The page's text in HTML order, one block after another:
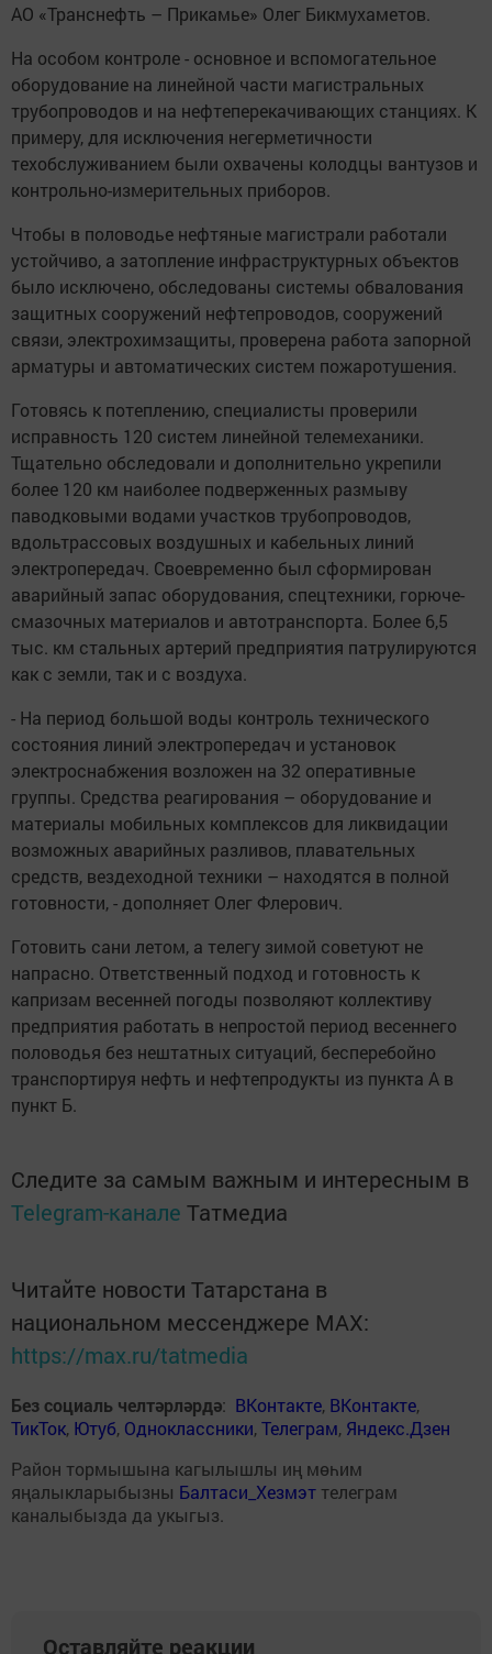
АО «Транснефть – Прикамье» Олег Бикмухаметов.
На особом контроле - основное и вспомогательное
оборудование на линейной части магистральных
трубопроводов и на нефтеперекачивающих станциях. К
примеру, для исключения негерметичности
техобслуживанием были охвачены колодцы вантузов и
контрольно-измерительных приборов.
Чтобы в половодье нефтяные магистрали работали
устойчиво, а затопление инфраструктурных объектов
было исключено, обследованы системы обвалования
защитных сооружений нефтепроводов, сооружений
связи, электрохимзащиты, проверена работа запорной
арматуры и автоматических систем пожаротушения.
Готовясь к потеплению, специалисты проверили
исправность 120 систем линейной телемеханики.
Тщательно обследовали и дополнительно укрепили
более 120 км наиболее подверженных размыву
паводковыми водами участков трубопроводов,
вдольтрассовых воздушных и кабельных линий
электропередач. Своевременно был сформирован
аварийный запас оборудования, спецтехники, горюче-
смазочных материалов и автотранспорта. Более 6,5
тыс. км стальных артерий предприятия патрулируются
как с земли, так и с воздуха.
- На период большой воды контроль технического
состояния линий электропередач и установок
электроснабжения возложен на 32 оперативные
группы. Средства реагирования – оборудование и
материалы мобильных комплексов для ликвидации
возможных аварийных разливов, плавательных
средств, вездеходной техники – находятся в полной
готовности, - дополняет Олег Флерович.
Готовить сани летом, а телегу зимой советуют не
напрасно. Ответственный подход и готовность к
капризам весенней погоды позволяют коллективу
предприятия работать в непростой период весеннего
половодья без нештатных ситуаций, бесперебойно
транспортируя нефть и нефтепродукты из пункта А в
пункт Б.
Следите за самым важным и интересным в
Telegram-канале Татмедиа
Читайте новости Татарстана в
национальном мессенджере MАХ:
https://max.ru/tatmedia
Без социаль челтәрләрдә: ВКонтакте, ВКонтакте,
ТикТок, Ютуб, Одноклассники,Телеграм, Яндекс.Дзен
Район тормышына кагылышлы иң мөһим
яңалыкларыбызны Балтаси_Хезмэт телеграм
каналыбызда да укыгыз.
Оставляйте реакции